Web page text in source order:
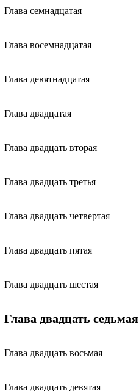
Глава семнадцатая
Глава восемнадцатая
Глава девятнадцатая
Глава двадцатая
Глава двадцать вторая
Глава двадцать третья
Глава двадцать четвертая
Глава двадцать пятая
Глава двадцать шестая
Глава двадцать седьмая
Глава двадцать восьмая
Глава двадцать девятая